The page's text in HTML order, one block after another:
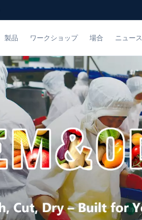
製品 ワークショップ 場合 ニュース